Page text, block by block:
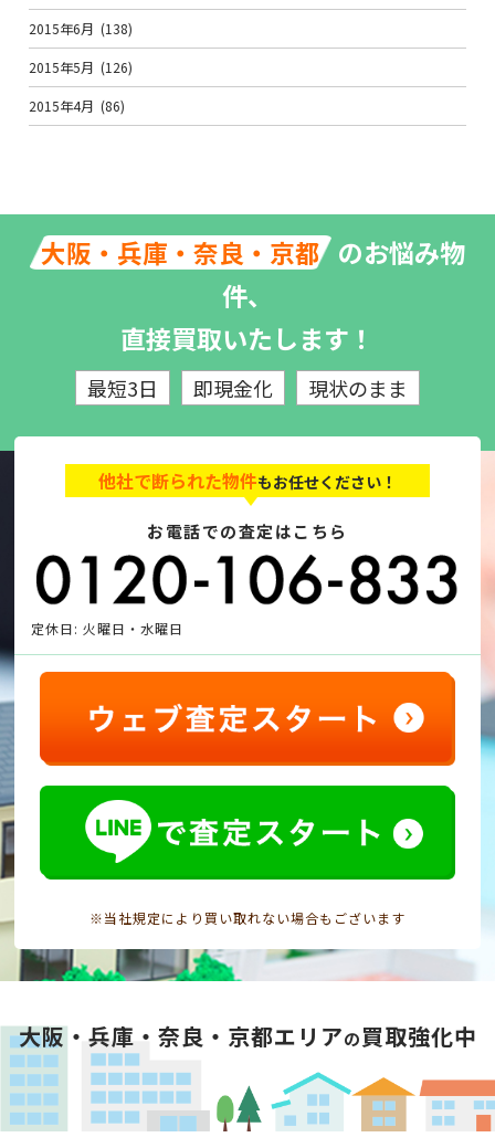
2015年6月 (138)
2015年5月 (126)
2015年4月 (86)
大阪・兵庫・奈良・京都 のお悩み物
件、
直接買取いたします！
最短3日 即現金化 現状のまま
他社で断られた物件もお任せください！
お電話での査定はこちら
定休日: 火曜日・水曜日
※当社規定により買い取れない場合もございます
大阪・兵庫・奈良・京都エリアの買取強化中